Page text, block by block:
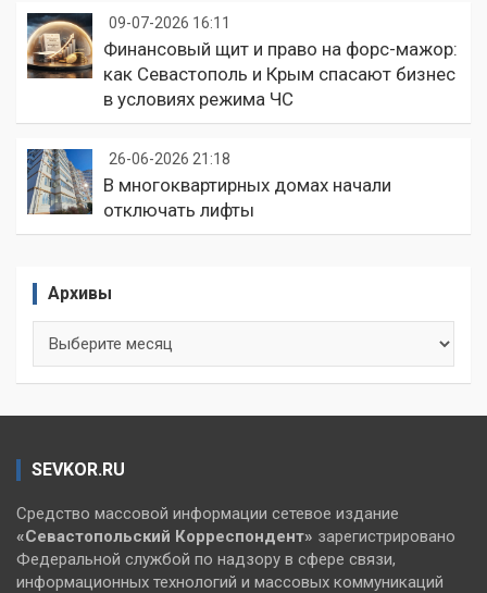
09-07-2026 16:11
Финансовый щит и право на форс-мажор:
как Севастополь и Крым спасают бизнес
в условиях режима ЧС
26-06-2026 21:18
В многоквартирных домах начали
отключать лифты
Архивы
SEVKOR.RU
Средство массовой информации сетевое издание
«Севастопольский Корреспондент» зарегистрировано
Федеральной службой по надзору в сфере связи,
информационных технологий и массовых коммуникаций